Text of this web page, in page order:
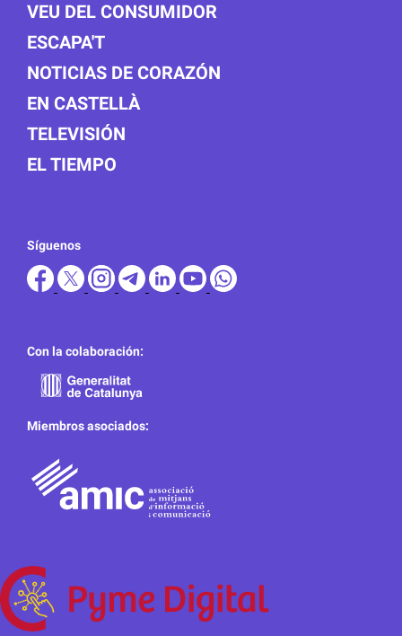
VEU DEL CONSUMIDOR
ESCAPA'T
NOTICIAS DE CORAZÓN
EN CASTELLÀ
TELEVISIÓN
EL TIEMPO
Síguenos
Con la colaboración:
Miembros asociados: